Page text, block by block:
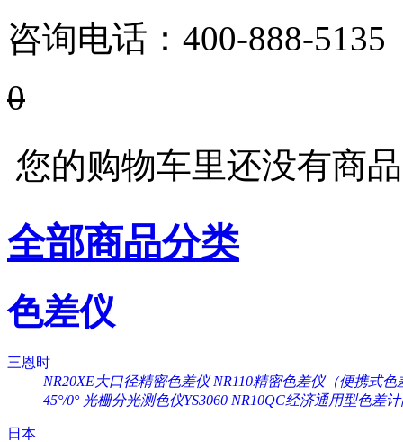
咨询电话： 400-888-5135
0
您的购物车里还没有商
全部商品分类
色差仪
三恩时
NR20XE大口径精密色差仪 NR110精密色差仪（便携式色
45°/0° 光栅分光测色仪YS3060 NR10QC经济通用型色差
日本